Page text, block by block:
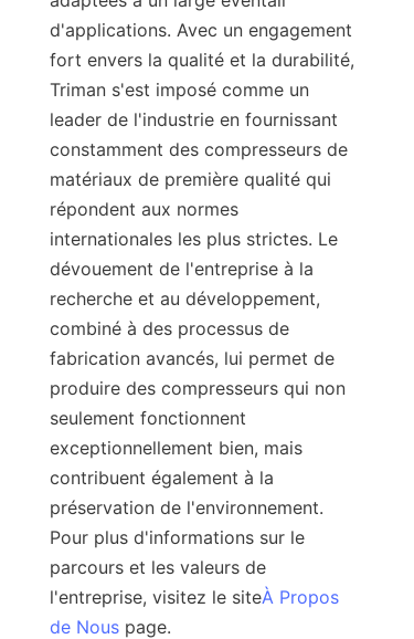
d'applications. Avec un engagement
fort envers la qualité et la durabilité,
Triman s'est imposé comme un
leader de l'industrie en fournissant
constamment des compresseurs de
matériaux de première qualité qui
répondent aux normes
internationales les plus strictes. Le
dévouement de l'entreprise à la
recherche et au développement,
combiné à des processus de
fabrication avancés, lui permet de
produire des compresseurs qui non
seulement fonctionnent
exceptionnellement bien, mais
contribuent également à la
préservation de l'environnement.
Pour plus d'informations sur le
parcours et les valeurs de
l'entreprise, visitez le siteÀ Propos
de Nous